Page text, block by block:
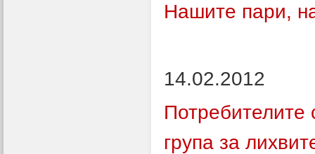
Нашите пари,
14.02.2012
Потребителите
група за